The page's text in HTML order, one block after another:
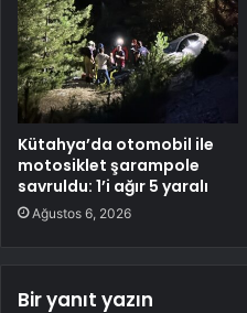
Kütahya’da otomobil ile
motosiklet şarampole
savruldu: 1’i ağır 5 yaralı
Ağustos 6, 2026
Bir yanıt yazın